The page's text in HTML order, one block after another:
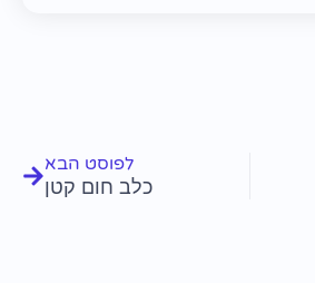
לפוסט הבא
כלב חום קטן